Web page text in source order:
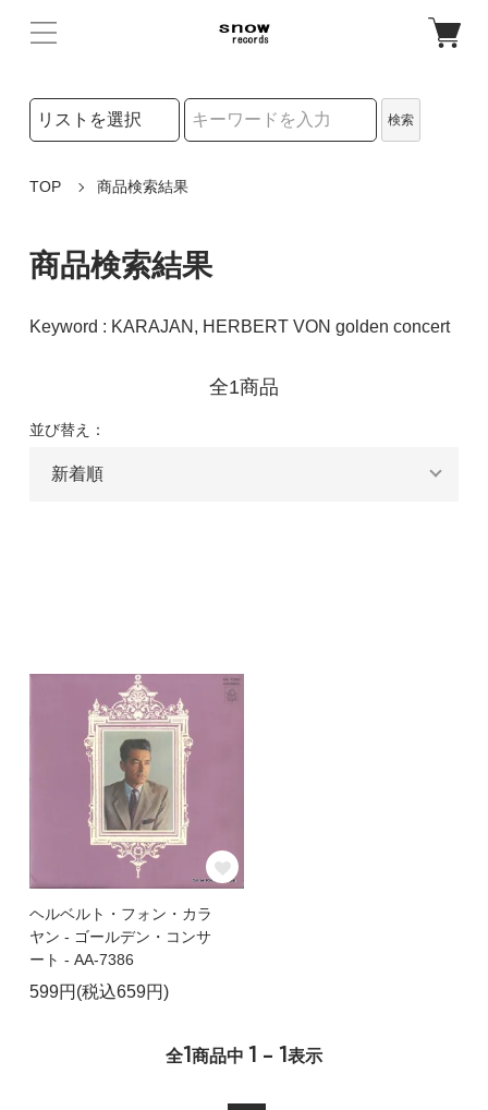
検索リストの選択
検索
TOP 商品検索結果
商品検索結果
Keyword : KARAJAN, HERBERT VON golden concert
全1商品
並び替え：
ヘルベルト・フォン・カラ
ヤン - ゴールデン・コンサ
ート - AA-7386
599円(税込659円)
全1商品中 1 - 1表示